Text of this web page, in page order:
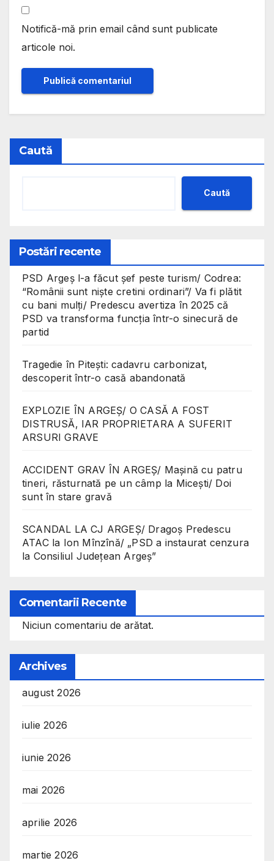
Notifică-mă prin email când sunt publicate
articole noi.
Caută
Caută
Postări recente
PSD Argeș l-a făcut șef peste turism/ Codrea:
“Românii sunt niște cretini ordinari”/ Va fi plătit
cu bani mulți/ Predescu avertiza în 2025 că
PSD va transforma funcția într-o sinecură de
partid
Tragedie în Pitești: cadavru carbonizat,
descoperit într-o casă abandonată
EXPLOZIE ÎN ARGEȘ/ O CASĂ A FOST
DISTRUSĂ, IAR PROPRIETARA A SUFERIT
ARSURI GRAVE
ACCIDENT GRAV ÎN ARGEȘ/ Mașină cu patru
tineri, răsturnată pe un câmp la Micești/ Doi
sunt în stare gravă
SCANDAL LA CJ ARGEȘ/ Dragoș Predescu
ATAC la Ion Mînzînă/ „PSD a instaurat cenzura
la Consiliul Județean Argeș”
Comentarii Recente
Niciun comentariu de arătat.
Archives
august 2026
iulie 2026
iunie 2026
mai 2026
aprilie 2026
martie 2026